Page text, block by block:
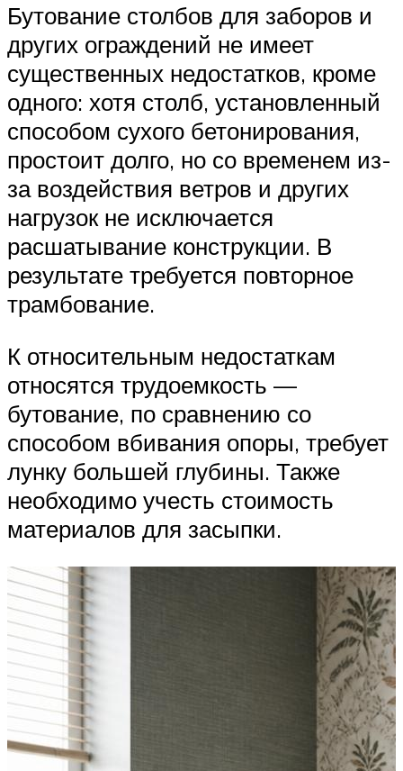
Бутование столбов для заборов и
других ограждений не имеет
существенных недостатков, кроме
одного: хотя столб, установленный
способом сухого бетонирования,
простоит долго, но со временем из-
за воздействия ветров и других
нагрузок не исключается
расшатывание конструкции. В
результате требуется повторное
трамбование.
К относительным недостаткам
относятся трудоемкость —
бутование, по сравнению со
способом вбивания опоры, требует
лунку большей глубины. Также
необходимо учесть стоимость
материалов для засыпки.